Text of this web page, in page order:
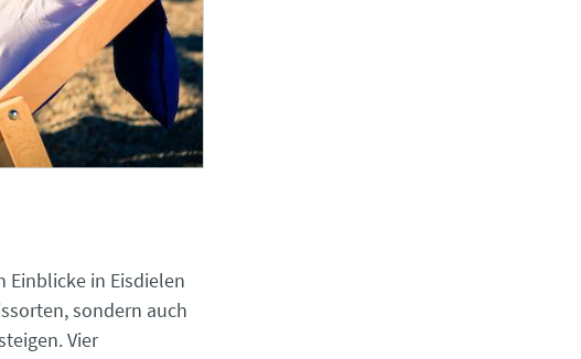
Einblicke in Eisdielen
sondern auch
Vier